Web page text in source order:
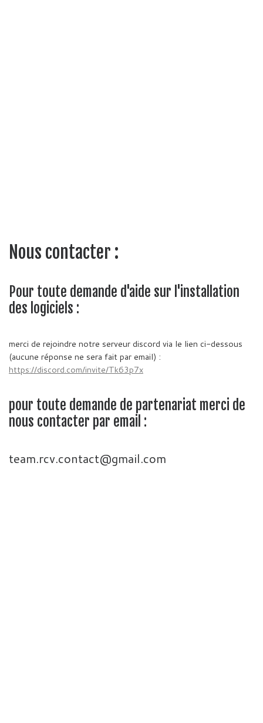
Nous contacter :
Pour toute demande d'aide sur l'installation
des logiciels :
merci de rejoindre notre serveur discord via le lien ci-dessous
(aucune réponse ne sera fait par email) :
https://discord.com/invite/Tk63p7x
pour toute demande de partenariat merci de
nous contacter par email :
team.rcv.contact@gmail.com